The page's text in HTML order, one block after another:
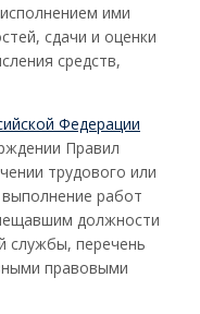
ими
сдачи и оценки
средств,
Федерации
Правил
трудового или
работ
должности
службы, перечень
правовыми